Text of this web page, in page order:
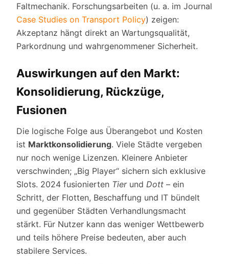
Faltmechanik. Forschungsarbeiten (u. a. im Journal
Case Studies on Transport Policy) zeigen:
Akzeptanz hängt direkt an Wartungsqualität,
Parkordnung und wahrgenommener Sicherheit.
Auswirkungen auf den Markt:
Konsolidierung, Rückzüge,
Fusionen
Die logische Folge aus Überangebot und Kosten
ist Marktkonsolidierung. Viele Städte vergeben
nur noch wenige Lizenzen. Kleinere Anbieter
verschwinden; „Big Player“ sichern sich exklusive
Slots. 2024 fusionierten Tierund Dott – ein
Schritt, der Flotten, Beschaffung und IT bündelt
und gegenüber Städten Verhandlungsmacht
stärkt. Für Nutzer kann das weniger Wettbewerb
und teils höhere Preise bedeuten, aber auch
stabilere Services.